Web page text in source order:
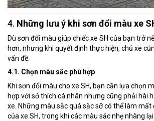
4. Những lưu ý khi sơn đổi màu xe
Dù sơn đổi màu giúp chiếc xe SH của bạn trở
hơn, nhưng khi quyết định thực hiện, chủ xe
vấn đề:
4.1. Chọn màu sắc phù hợp
Khi sơn đổi màu cho xe SH, bạn cần lựa chọn
hợp với sở thích cá nhân nhưng cũng phải hài
xe. Những màu sắc quá sặc sỡ có thể làm mất
của xe SH, trong khi các màu sắc nhẹ nhàng